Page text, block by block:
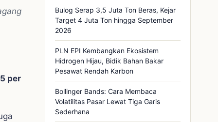
per
Bulog Serap 3,5 Juta Ton Beras, Kejar
Target 4 Juta Ton hingga September
2026
PLN EPI Kembangkan Ekosistem
Hidrogen Hijau, Bidik Bahan Bakar
Pesawat Rendah Karbon
Bollinger Bands: Cara Membaca
Volatilitas Pasar Lewat Tiga Garis
Sederhana